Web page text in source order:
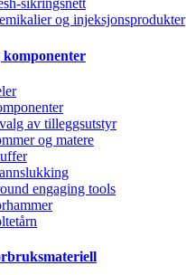
sikringsnett
og injeksjonsprodukter
komponenter
av tilleggsutstyr
og matere
engaging tools